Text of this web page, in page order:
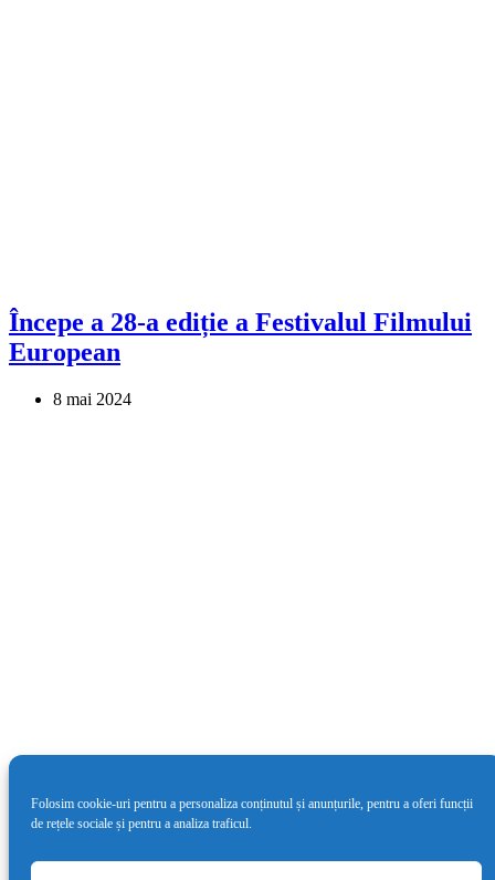
Începe a 28-a ediție a Festivalul Filmului
European
8 mai 2024
Cea de-a doua ediție LYNX Festival va
Folosim cookie-uri pentru a personaliza conținutul și anunțurile, pentru a oferi funcții
de rețele sociale și pentru a analiza traficul.